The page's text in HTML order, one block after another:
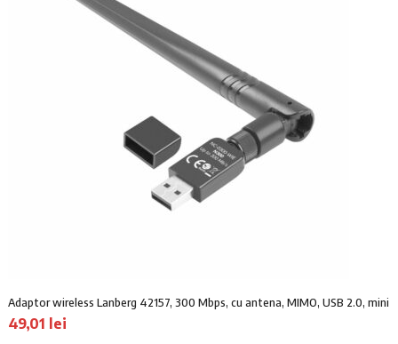
Adaptor wireless Lanberg 42157, 300 Mbps, cu antena, MIMO, USB 2.0, mini
49,01 lei